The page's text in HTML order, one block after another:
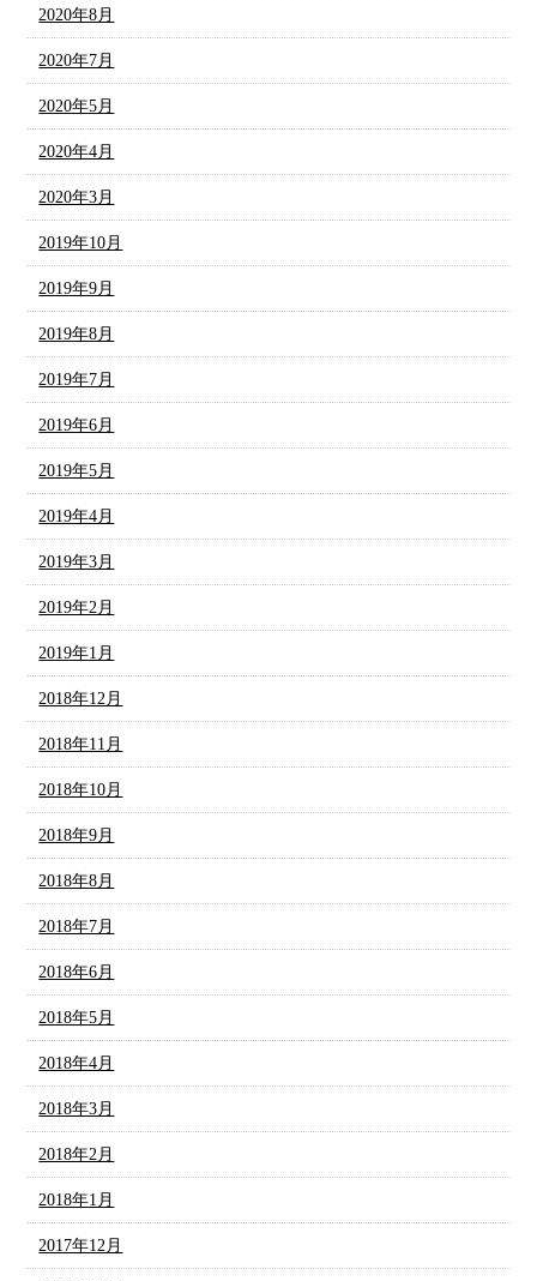
2020年8月
2020年7月
2020年5月
2020年4月
2020年3月
2019年10月
2019年9月
2019年8月
2019年7月
2019年6月
2019年5月
2019年4月
2019年3月
2019年2月
2019年1月
2018年12月
2018年11月
2018年10月
2018年9月
2018年8月
2018年7月
2018年6月
2018年5月
2018年4月
2018年3月
2018年2月
2018年1月
2017年12月